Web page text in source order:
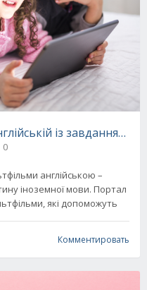
із завданнями:
0
англійською –
іноземної мови. Портал
які допоможуть
Комментировать